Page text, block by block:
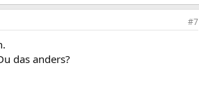
#7
das anders?